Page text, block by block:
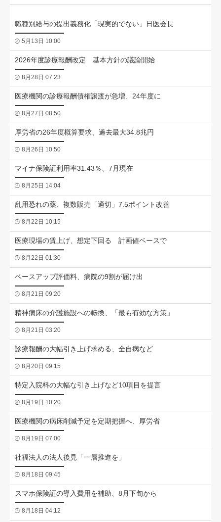
職種別給与の提出義務化「現実的でない」日医会長
5月13日 10:00
2026年度診療報酬改定 基本方針の議論開始
8月28日 07:23
医療機関の診療報酬債権譲渡が急増、24年度に
8月27日 08:50
厚労省の26年度概算要求、過去最大34.8兆円
8月26日 10:50
マイナ保険証利用率31.43％、7月現在
8月25日 14:04
乱用恐れの薬、複数販売「適切」7.5ポイント改善
8月22日 10:15
医療現場の賃上げ、想定下回る 計画値ベースで
8月22日 01:30
ベースアップ評価料、病院の9割が届け出
8月21日 09:20
精神病床の介護施設への転換、「最も有効な方策」
8月21日 03:20
診療報酬の大幅引き上げ求める、全自病など
8月20日 09:15
特定入院料の大幅な引き上げなど10項目を提言
8月19日 10:20
医療機関の病床削減予定を定期把握へ、厚労省
8月19日 07:00
社福法人の法人後見「一層推進を」
8月18日 09:45
スマホ保険証の導入費用を補助、8月下旬から
8月18日 04:12